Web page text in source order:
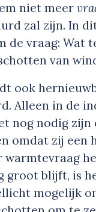
niet meer
zal zijn. In
de vraag: Wat
van
ook
Alleen in de
nog nodig zijn
omdat zij een
groot blijft, is
mogelijk